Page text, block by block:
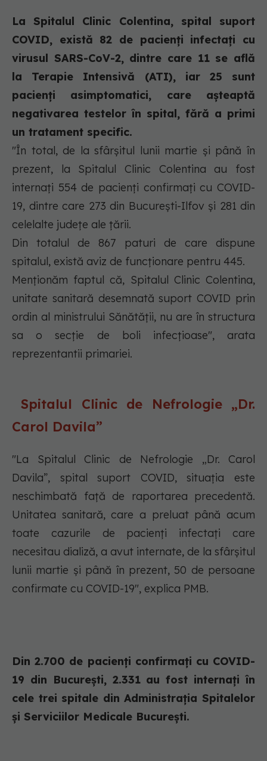
La Spitalul Clinic Colentina, spital suport
COVID, există 82 de pacienți infectați cu
virusul SARS-CoV-2, dintre care 11 se află
la Terapie Intensivă (ATI), iar 25 sunt
pacienți asimptomatici, care așteaptă
negativarea testelor în spital, fără a primi
un tratament specific.
"În total, de la sfârșitul lunii martie și până în
prezent, la Spitalul Clinic Colentina au fost
internați 554 de pacienți confirmați cu COVID-
19, dintre care 273 din București-Ilfov și 281 din
celelalte județe ale țării.
Din totalul de 867 paturi de care dispune
spitalul, există aviz de funcționare pentru 445.
Menționăm faptul că, Spitalul Clinic Colentina,
unitate sanitară desemnată suport COVID prin
ordin al ministrului Sănătății, nu are în structura
sa o secție de boli infecțioase", arata
reprezentantii primariei.
Spitalul Clinic de Nefrologie „Dr.
Carol Davila”
"La Spitalul Clinic de Nefrologie „Dr. Carol
Davila”, spital suport COVID, situația este
neschimbată față de raportarea precedentă.
Unitatea sanitară, care a preluat până acum
toate cazurile de pacienți infectați care
necesitau dializă, a avut internate, de la sfârșitul
lunii martie și până în prezent, 50 de persoane
confirmate cu COVID-19", explica PMB.
Din 2.700 de pacienți confirmați cu COVID-
19 din București, 2.331 au fost internați în
cele trei spitale din Administrația Spitalelor
și Serviciilor Medicale București.